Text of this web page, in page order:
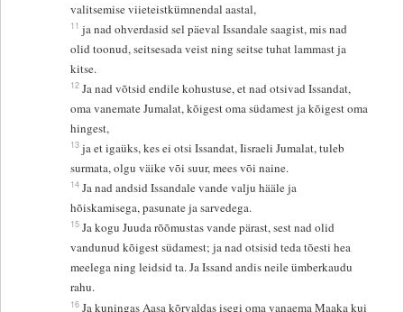
valitsemise viieteistkümnendal aastal,
11 ja nad ohverdasid sel päeval Issandale saagist, mis nad
olid toonud, seitsesada veist ning seitse tuhat lammast ja
kitse.
12 Ja nad võtsid endile kohustuse, et nad otsivad Issandat,
oma vanemate Jumalat, kõigest oma südamest ja kõigest oma
hingest,
13 ja et igaüks, kes ei otsi Issandat, Iisraeli Jumalat, tuleb
surmata, olgu väike või suur, mees või naine.
14 Ja nad andsid Issandale vande valju hääle ja
hõiskamisega, pasunate ja sarvedega.
15 Ja kogu Juuda rõõmustas vande pärast, sest nad olid
vandunud kõigest südamest; ja nad otsisid teda tõesti hea
meelega ning leidsid ta. Ja Issand andis neile ümberkaudu
rahu.
16 Ja kuningas Aasa kõrvaldas isegi oma vanaema Maaka kui